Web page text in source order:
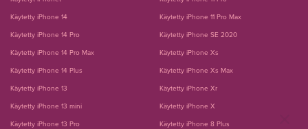
Käytetty iPhone 14
Käytetty iPhone 14 Pro
Käytetty iPhone 14 Pro Max
Käytetty iPhone 14 Plus
Käytetty iPhone 13
Käytetty iPhone 13 mini
Käytetty iPhone 13 Pro
Käytetty iPhone 11 Pro Max
Käytetty iPhone SE 2020
Käytetty iPhone Xs
Käytetty iPhone Xs Max
Käytetty iPhone Xr
Käytetty iPhone X
Käytetty iPhone 8 Plus